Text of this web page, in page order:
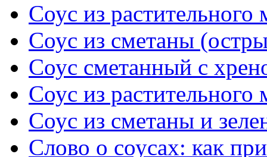
Соус из растительного
Соус из сметаны
Соус сметанный с
Соус из
Соус из сметаны и
Слово о соусах: как